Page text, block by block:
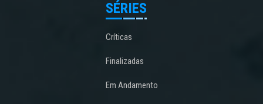
SÉRIES
Críticas
Finalizadas
Em Andamento